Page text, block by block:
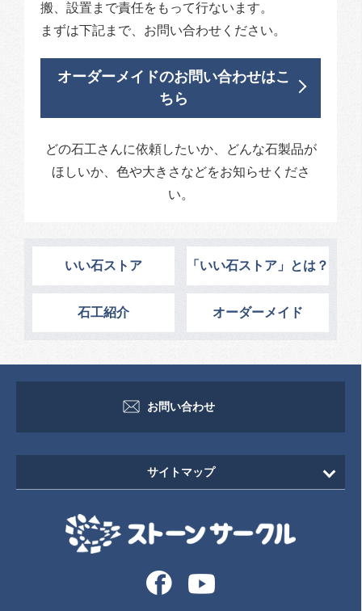
搬、設置まで責任をもって行ないます。
まずは下記まで、お問い合わせください。
オーダーメイドのお問い合わせはこ
ちら
どの石工さんに依頼したいか、どんな石製品が
ほしいか、色や大きさなどをお知らせくださ
い。
いい石ストア 「いい石ストア」とは？
石工紹介 オーダーメイド
お問い合わせ
サイトマップ
HOME
新着情報
イベント・セミナー情報